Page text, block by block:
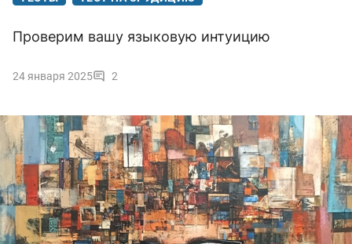
Проверим вашу языковую интуицию
24 января 2025 2